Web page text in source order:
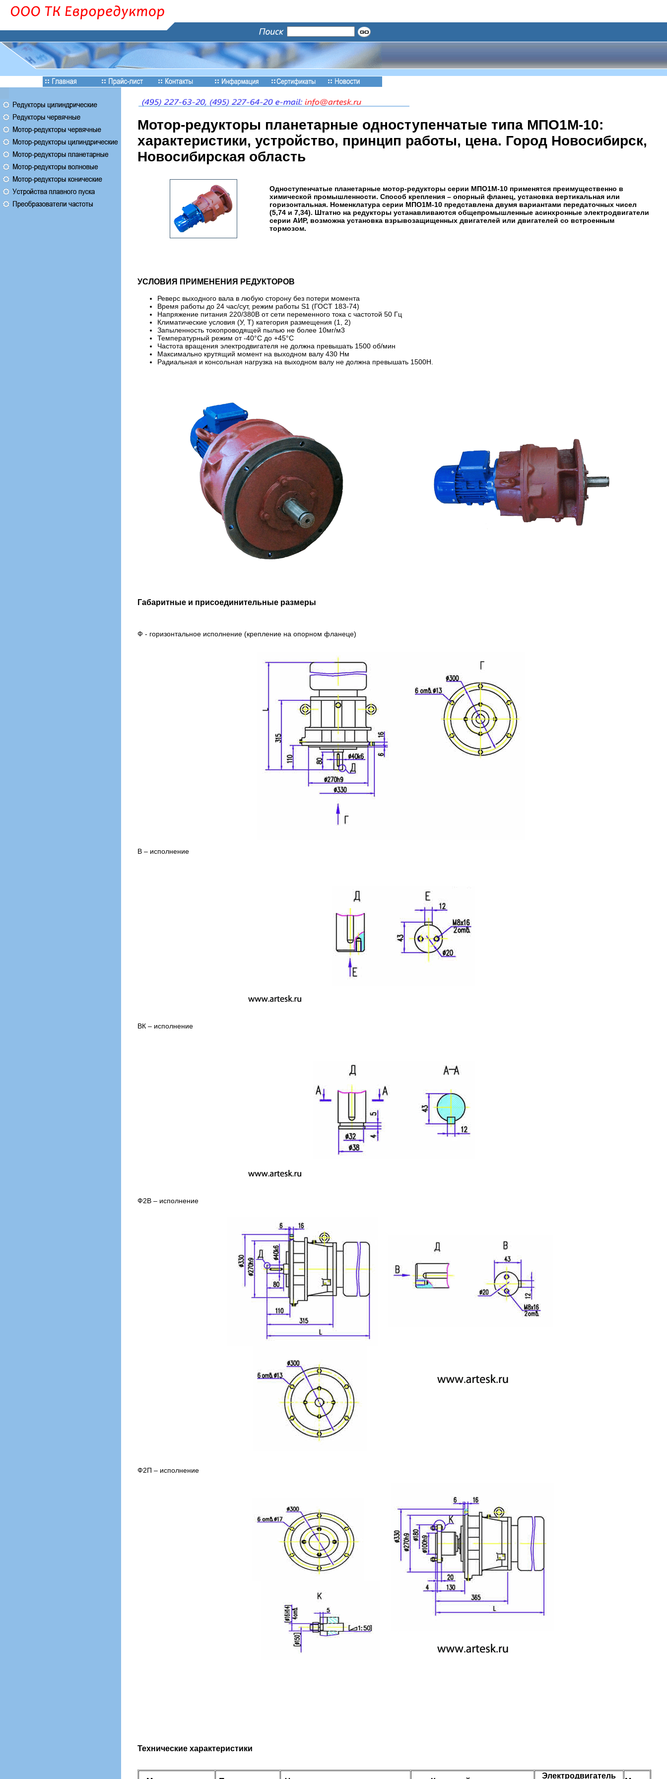
Мотор-редукторы планетарные одноступенчатые типа МПО1М-10:
характеристики, устройство, принцип работы, цена. Город Новосибирск,
Новосибирская область
Одноступенчатые планетарные мотор-редукторы серии МПО1М-10 применятся преимущественно в
химической промышленности. Способ крепления – опорный фланец, установка вертикальная или
горизонтальная. Номенклатура серии МПО1М-10 представлена двумя вариантами передаточных чисел
(5,74 и 7,34). Штатно на редукторы устанавливаются общепромышленные асинхронные электродвигатели
серии АИР, возможна установка взрывозащищенных двигателей или двигателей со встроенным
тормозом.
УСЛОВИЯ ПРИМЕНЕНИЯ РЕДУКТОРОВ
Реверс выходного вала в любую сторону без потери момента
Время работы до 24 час/сут, режим работы S1 (ГОСТ 183-74)
Напряжение питания 220/380В от сети переменного тока с частотой 50 Гц
Климатические условия (У, Т) категория размещения (1, 2)
Запыленность токопроводящей пылью не более 10мг/м3
Температурный режим от -40°С до +45°С
Частота вращения электродвигателя не должна превышать 1500 об/мин
Максимально крутящий момент на выходном валу 430 Нм
Радиальная и консольная нагрузка на выходном валу не должна превышать 1500Н.
Габаритные и присоединительные размеры
Ф - горизонтальное исполнение (крепление на опорном фланеце)
В – исполнение
ВК – исполнение
Ф2В – исполнение
Ф2П – исполнение
Технические характеристики
Электродвигатель